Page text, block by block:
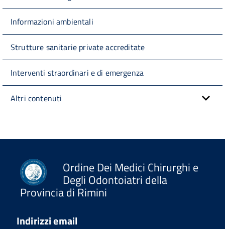
Informazioni ambientali
Strutture sanitarie private accreditate
Interventi straordinari e di emergenza
Altri contenuti
Ordine Dei Medici Chirurghi e
Degli Odontoiatri della
Provincia di Rimini
Indirizzi email